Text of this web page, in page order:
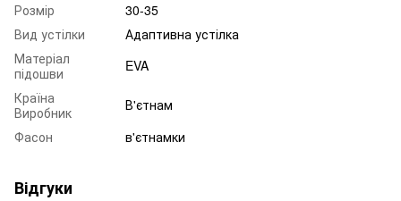
Розмір
30-35
Вид устілки
Адаптивна устілка
Матеріал
підошви
EVA
Країна
Виробник
В'єтнам
Фасон
в'єтнамки
Відгуки